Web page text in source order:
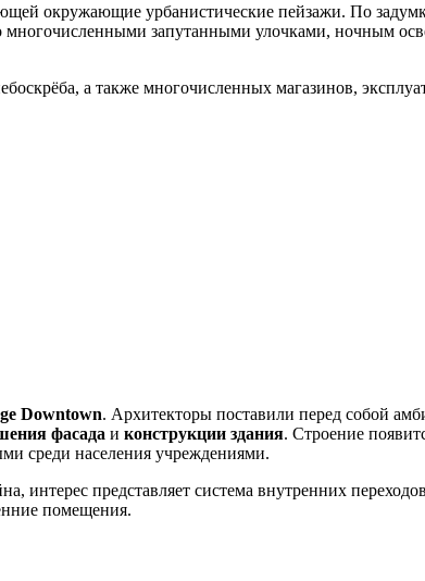
окружающие урбанистические пейзажи. По
многочисленными запутанными улочками, ночным
а также многочисленных магазинов,
Downtown. Архитекторы поставили перед собой
фасада и конструкции здания. Строение
среди населения учреждениями.
интерес представляет система внутренних
помещения.